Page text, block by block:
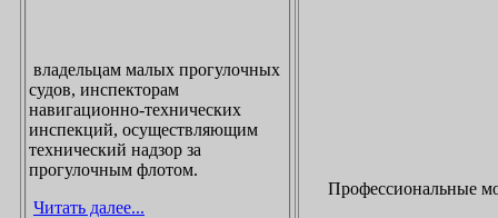
владельцам малых прогулочных
судов, инспекторам
навигационно-технических
инспекций, осуществляющим
технический надзор за
прогулочным флотом.
Читать далее...
Профессиональные